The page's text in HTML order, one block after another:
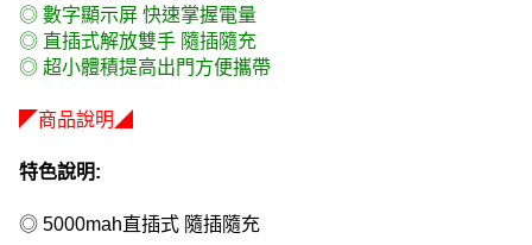
◎ 數字顯示屏 快速掌握電量
◎ 直插式解放雙手 隨插隨充
◎ 超小體積提高出門方便攜帶
◤商品說明◢
特色說明:
◎ 5000mah直插式 隨插隨充